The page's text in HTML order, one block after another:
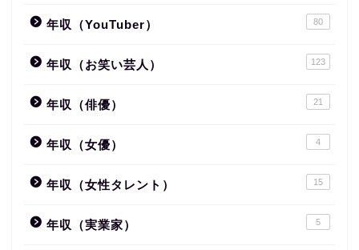
年収（YouTuber） 80
年収（お笑い芸人） 123
年収（俳優） 21
年収（女優） 4
年収（女性タレント） 15
年収（実業家） 5